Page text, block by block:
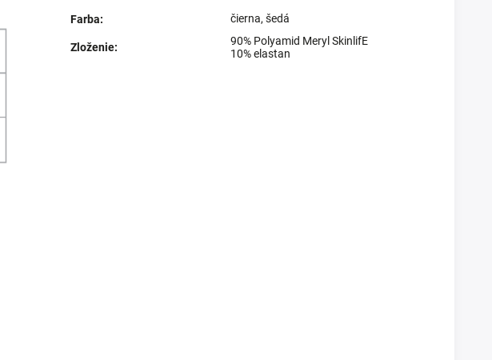
Farba: čierna, šedá
Zloženie:
90% Polyamid Meryl SkinlifE
10% elastan